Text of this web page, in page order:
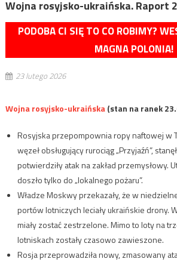
Wojna rosyjsko-ukraińska. Raport
PODOBA CI SIĘ TO CO ROBIMY?
MAGNA POLONIA!
23 lutego 2026
Wojna rosyjsko-ukraińska(stan na ranek
Rosyjska przepompownia ropy naftowej w
węzeł obsługujący rurociąg „Przyjaźń”,
potwierdziły atak na zakład przemysłowy.
doszło tylko do „lokalnego pożaru”.
Władze Moskwy przekazały, że w
portów lotniczych leciały ukraińskie drony.
miały zostać zestrzelone. Mimo to loty na
lotniskach zostały czasowo zawieszone.
Rosja przeprowadziła nowy, zmasowany